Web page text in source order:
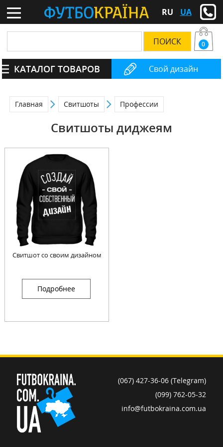
RU UA
Свой дизайн
0
КАТАЛОГ ТОВАРОВ
Главная Свитшоты Профессии
Свитшоты диджеям
Свитшот со своим дизайном
Подробнее
(067) 427-36-06 (Telegram)
(099) 762-05-32
info@futbokraina.com.ua